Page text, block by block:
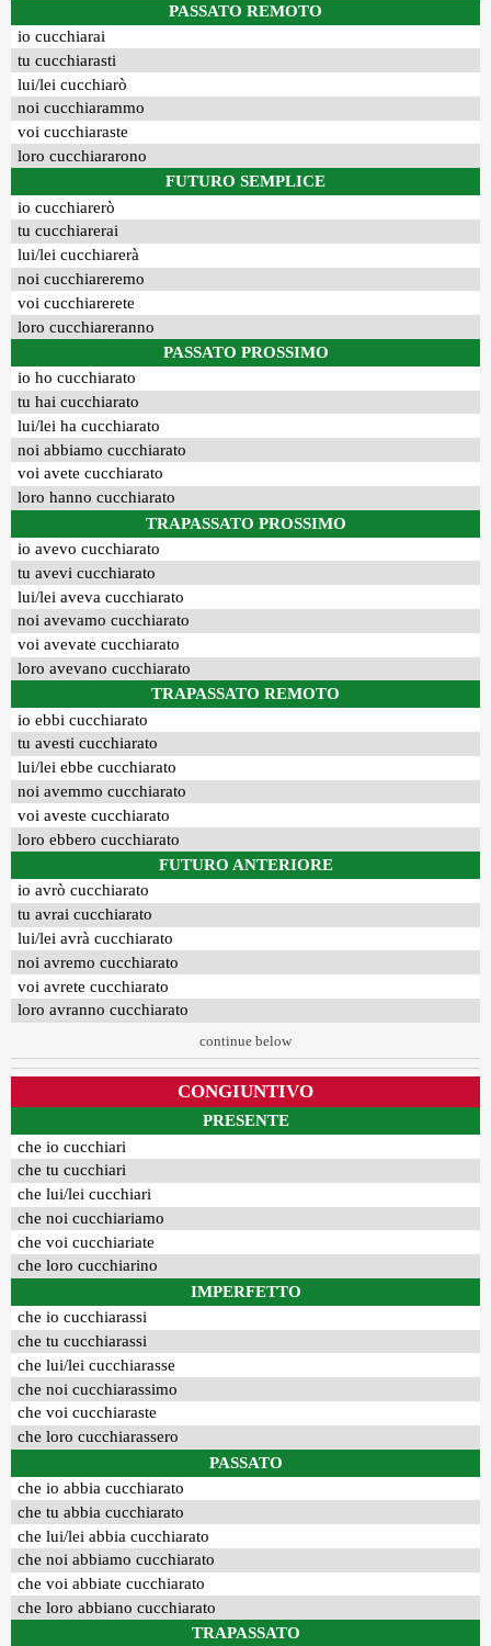
PASSATO REMOTO
io cucchiarai
tu cucchiarasti
lui/lei cucchiarò
noi cucchiarammo
voi cucchiaraste
loro cucchiararono
FUTURO SEMPLICE
io cucchiarerò
tu cucchiarerai
lui/lei cucchiarerà
noi cucchiareremo
voi cucchiarerete
loro cucchiareranno
PASSATO PROSSIMO
io ho cucchiarato
tu hai cucchiarato
lui/lei ha cucchiarato
noi abbiamo cucchiarato
voi avete cucchiarato
loro hanno cucchiarato
TRAPASSATO PROSSIMO
io avevo cucchiarato
tu avevi cucchiarato
lui/lei aveva cucchiarato
noi avevamo cucchiarato
voi avevate cucchiarato
loro avevano cucchiarato
TRAPASSATO REMOTO
io ebbi cucchiarato
tu avesti cucchiarato
lui/lei ebbe cucchiarato
noi avemmo cucchiarato
voi aveste cucchiarato
loro ebbero cucchiarato
FUTURO ANTERIORE
io avrò cucchiarato
tu avrai cucchiarato
lui/lei avrà cucchiarato
noi avremo cucchiarato
voi avrete cucchiarato
loro avranno cucchiarato
continue below
CONGIUNTIVO
PRESENTE
che io cucchiari
che tu cucchiari
che lui/lei cucchiari
che noi cucchiariamo
che voi cucchiariate
che loro cucchiarino
IMPERFETTO
che io cucchiarassi
che tu cucchiarassi
che lui/lei cucchiarasse
che noi cucchiarassimo
che voi cucchiaraste
che loro cucchiarassero
PASSATO
che io abbia cucchiarato
che tu abbia cucchiarato
che lui/lei abbia cucchiarato
che noi abbiamo cucchiarato
che voi abbiate cucchiarato
che loro abbiano cucchiarato
TRAPASSATO